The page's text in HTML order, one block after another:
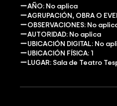
AÑO: No aplica
AGRUPACIÓN, OBRA O
OBSERVACIONES: No
AUTORIDAD: No aplica
UBICACIÓN DIGITAL: No
UBICACIÓN FÍSICA: 1
LUGAR: Sala de Teatro